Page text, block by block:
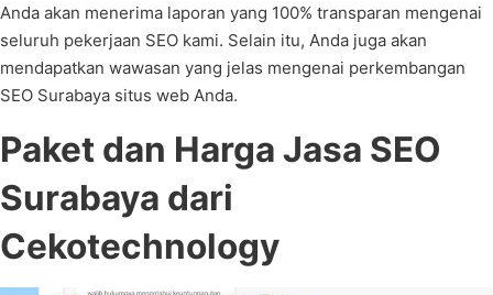
Anda akan menerima laporan yang 100% transparan mengenai
seluruh pekerjaan SEO kami. Selain itu, Anda juga akan
mendapatkan wawasan yang jelas mengenai perkembangan
SEO Surabaya situs web Anda.
Paket dan Harga Jasa SEO
Surabaya dari
Cekotechnology